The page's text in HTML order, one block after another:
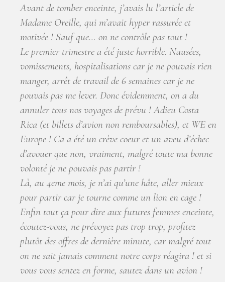
Avant de tomber enceinte, j’avais lu l’article de
Madame Oreille, qui m’avait hyper rassurée et
motivée ! Sauf que… on ne contrôle pas tout !
Le premier trimestre a été juste horrible. Nausées,
vomissements, hospitalisations car je ne pouvais rien
manger, arrêt de travail de 6 semaines car je ne
pouvais pas me lever. Donc évidemment, on a du
annuler tous nos voyages de prévu ! Adieu Costa
Rica (et billets d’avion non remboursables), et WE en
Europe ! Ca a été un crève coeur et un aveu d’échec
d’avouer que non, vraiment, malgré toute ma bonne
volonté je ne pouvais pas partir !
Là, au 4eme mois, je n’ai qu’une hâte, aller mieux
pour partir car je tourne comme un lion en cage !
Enfin tout ça pour dire aux futures femmes enceinte,
écoutez-vous, ne prévoyez pas trop trop, profitez
plutôt des offres de dernière minute, car malgré tout
on ne sait jamais comment notre corps réagira ! et si
vous vous sentez en forme, sautez dans un avion !